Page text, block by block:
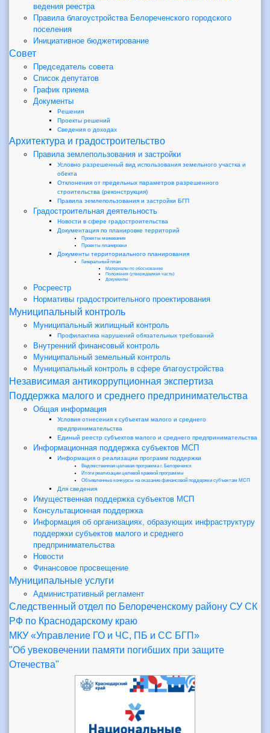
ведения реестра
Правила благоустройства Белореченского городского
поселения
Инициативное бюджетирование
Совет
Председатель совета
Список депутатов
График приема
Документы
Решения
Проекты решений
Сведения о доходах
Архитектура и градостроительство
Правила землепользования и застройки
Условно разрешенный вид использования земельного участка и
обекта
Отклонения от предельных параметров разрешенного
строительства (реконструкция)
Правила землепользования и застройки БГП
Градостроительная деятельность
Новости в сфере градостроительства
Документация по планировке территорий
Проекты межевания
Проекты планировки
Документы территориального планирования
Генеральный план
Материалы по обоснованию
Положения (утверждаемая часть)
Документы
Росреестр
Нормативы градостроительного проектирования
Муниципальный контроль
Муниципальный жилищный контроль
Профилактика нарушений обязательных требований
Внутренний финансовый контроль
Муниципальный земельный контроль
Муниципальный контроль в сфере благоустройства
Независимая антикоррупционная экспертиза
Поддержка малого и среднего предпринимательства
Общая информация
Условия отнесения к субъектам малого и среднего
предпринимательства
Единый реестр субъектов малого и среднего предпринимательства
Информационная поддержка субъектов МСП
Информация о реализации программ поддержки
Ведомственная целевая программа г. Белореченск
Итоги реализации целевой краевой программы
Объявленные конкурсы на оказание финансовой поддержки субъектам МСП
Для сведения
Имущественная поддержка субъектов МСП
Консультационная поддержка
Информация об организациях, образующих инфраструктуру
поддержки субъектов малого и среднего
предпринимательства
Новости
Финансовое просвещение
Муниципальные услуги
Административный регламент
Следственный отдел по Белореченскому району СУ СК
РФ по Краснодарскому краю
МКУ «Управление ГО и ЧС, ПБ и СС БГП»
"Об увековечении памяти погибших при защите
Отечества"